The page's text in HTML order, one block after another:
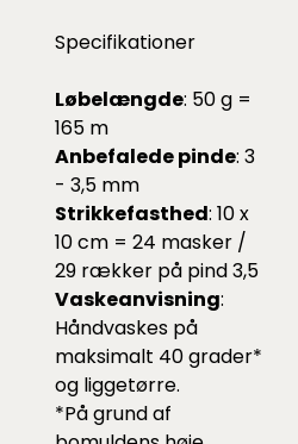
Specifikationer
Løbelængde: 50 g =
165 m
Anbefalede pinde: 3
- 3,5 mm
Strikkefasthed: 10 x
10 cm = 24 masker /
29 rækker på pind 3,5
Vaskeanvisning:
Håndvaskes på
maksimalt 40 grader*
og liggetørre.
*På grund af